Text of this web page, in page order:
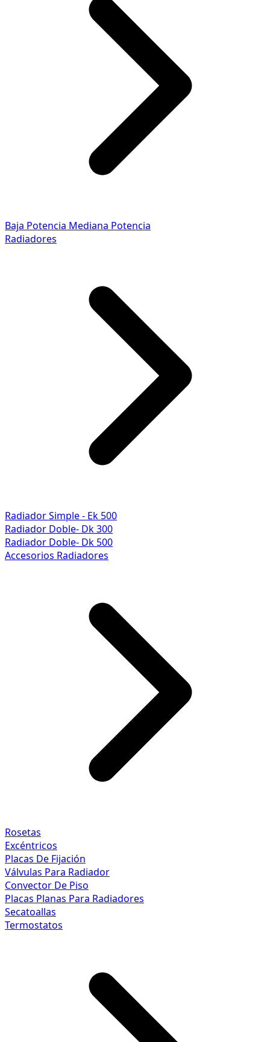
Baja Potencia Mediana Potencia
Radiadores
Radiador Simple - Ek 500
Radiador Doble- Dk 300
Radiador Doble- Dk 500
Accesorios Radiadores
Rosetas
Excéntricos
Placas De Fijación
Válvulas Para Radiador
Convector De Piso
Placas Planas Para Radiadores
Secatoallas
Termostatos